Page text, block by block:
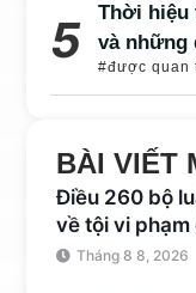
Thời hiệu
và những
#được quan
BÀI VIẾT
Điều 260 bộ
về tội vi phạm
Tháng 8 8, 2026